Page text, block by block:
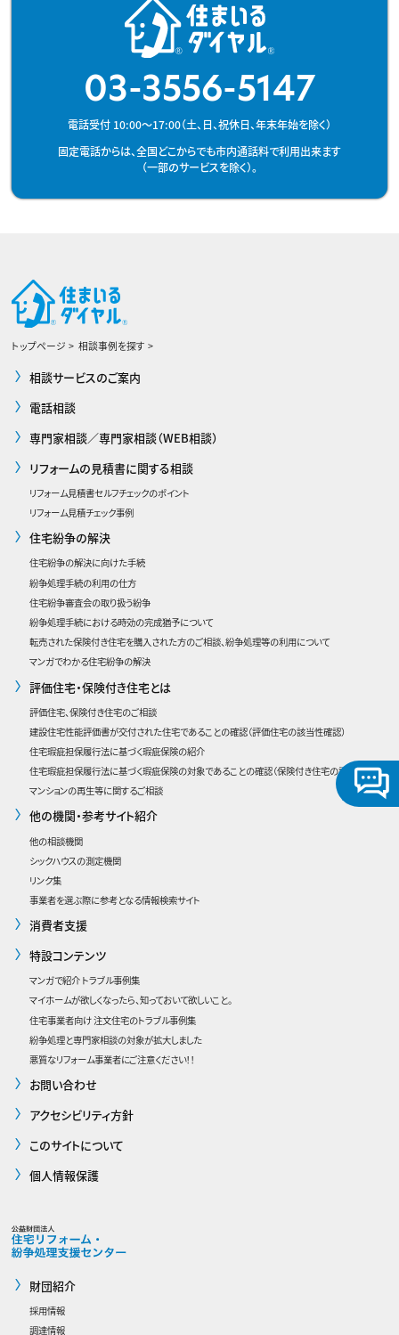
03-3556-5147
電話受付 10:00～17:00（土、日、祝休日、年末年始を除く）
固定電話からは、全国どこからでも市内通話料で利用出来ます
（一部のサービスを除く）。
トップページ 相談事例を探す
相談サービスのご案内
電話相談
専門家相談／専門家相談（WEB相談）
リフォームの見積書に関する相談
リフォーム見積書セルフチェックのポイント
リフォーム見積チェック事例
住宅紛争の解決
住宅紛争の解決に向けた手続
紛争処理手続の利用の仕方
住宅紛争審査会の取り扱う紛争
紛争処理手続における時効の完成猶予について
転売された保険付き住宅を購入された方のご相談、紛争処理等の利用について
マンガでわかる住宅紛争の解決
評価住宅・保険付き住宅とは
評価住宅、保険付き住宅のご相談
建設住宅性能評価書が交付された住宅であることの確認（評価住宅の該当性確認）
住宅瑕疵担保履行法に基づく瑕疵保険の紹介
住宅瑕疵担保履行法に基づく瑕疵保険の対象であることの確認（保険付き住宅の該当性確認）
マンションの再生等に関するご相談
他の機関・参考サイト紹介
他の相談機関
シックハウスの測定機関
リンク集
事業者を選ぶ際に参考となる情報検索サイト
消費者支援
特設コンテンツ
マンガで紹介 トラブル事例集
マイホームが欲しくなったら、知っておいて欲しいこと。
住宅事業者向け 注文住宅のトラブル事例集
紛争処理と専門家相談の対象が拡大しました
悪質なリフォーム事業者にご注意ください！！
お問い合わせ
アクセシビリティ方針
このサイトについて
個人情報保護
財団紹介
採用情報
調達情報